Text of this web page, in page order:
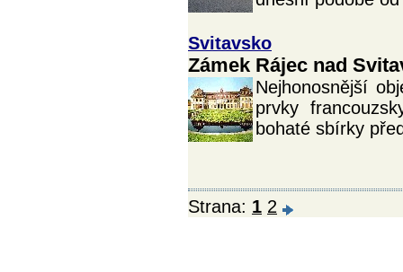
Svitavsko
Zámek Rájec nad
Nejhonosnější
prvky
bohaté sbírky
Strana: 1 2